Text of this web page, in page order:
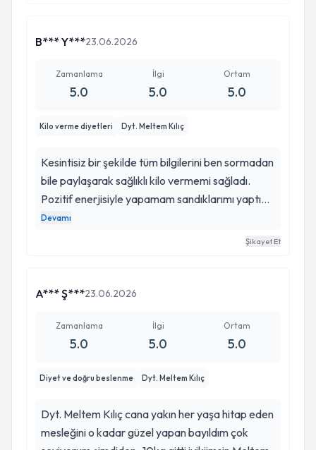
B*** Y***23.06.2026
Zamanlama
5.0
İlgi
5.0
Ortam
5.0
Kilo verme diyetleri Dyt. Meltem Kılıç
Kesintisiz bir şekilde tüm bilgilerini ben sormadan
bile paylaşarak sağlıklı kilo vermemi sağladı.
Pozitif enerjisiyle yapamam sandıklarımı yaptım
sayesinde. Mükemmel bir doktor gözüm kapalı
Devamı
Şikayet Et
A*** Ş***23.06.2026
Zamanlama
5.0
İlgi
5.0
Ortam
5.0
Diyet ve doğru beslenme Dyt. Meltem Kılıç
Dyt. Meltem Kılıç cana yakın her yaşa hitap eden
mesleğini o kadar güzel yapan bayıldım çok